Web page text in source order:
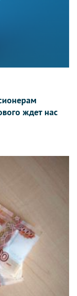
ждет нас